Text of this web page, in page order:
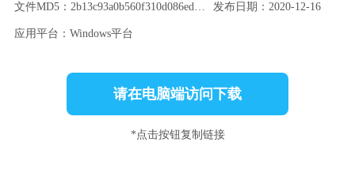
文件MD5：2b13c93a0b560f310d086ed8709df395 发布日期：2020-12-16
应用平台：Windows平台
请在电脑端访问下载
*点击按钮复制链接